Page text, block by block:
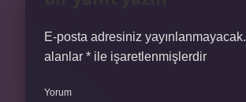
E-posta adresiniz yayınlanmayacak.
alanlar * ile işaretlenmişlerdir
Yorum